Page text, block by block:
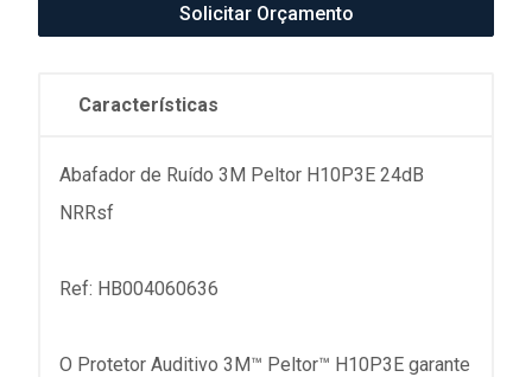
Solicitar Orçamento
Características
Abafador de Ruído 3M Peltor H10P3E 24dB
NRRsf
Ref: HB004060636
O Protetor Auditivo 3M™ Peltor™ H10P3E garante